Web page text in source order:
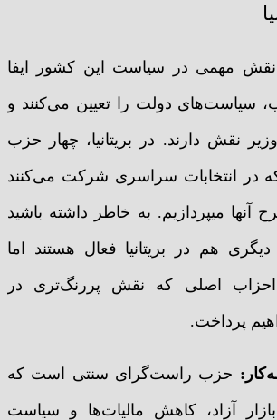
نقش مهمی در سیاست این کشور ایفا
سیاست‌های دولت را تعیین می‌کنند و
نقش دارند. در بریتانیا، چهار حزب
در انتخابات سراسری شرکت می‌کنند
آنها میپردازیم. به خاطر داشته باشید
هم در بریتانیا فعال هستند اما
احزاب اصلی که نقش پررنگ‌تری در
پرداخت.
حزب راست‌گرای سنتی است که
آزاد، کاهش مالیات‌ها و سیاست